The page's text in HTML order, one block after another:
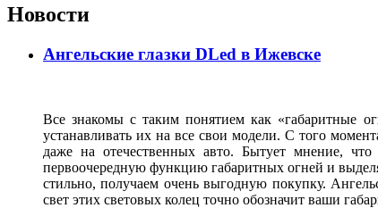
Новости
Ангельские глазки DLed в Ижевске
Все знакомы с таким понятием как «габаритные
устанавливать их на все свои модели. С того
даже на отечественных авто. Бытует мнение,
первоочередную функцию габаритных огней и
стильно, получаем очень выгодную покупку.
свет этих световых колец точно обозначит ваши